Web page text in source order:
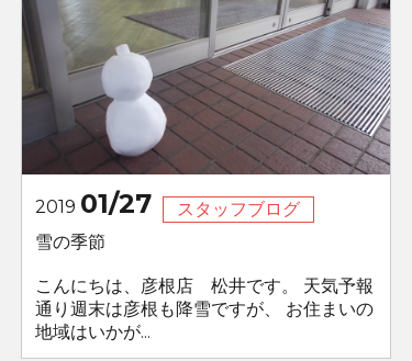
2019 01/27
スタッフブログ
雪の季節
こんにちは、彦根店 松井です。 天気予報
通り週末は彦根も降雪ですが、 お住まいの
地域はいかが...